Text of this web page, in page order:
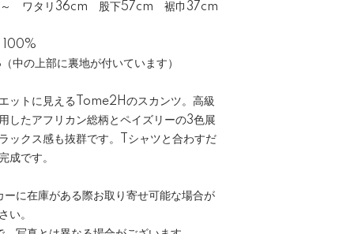
～ ワタリ36cm 股下57cm 裾巾37cm
100%
の上部に裏地が付いています）
ットに見えるTome2Hのスカンツ。高級
したアフリカン総柄とペイズリーの3色展
ックス感も抜群です。Tシャツと合わすだ
成です。
に在庫がある際お取り寄せ可能な場合が
い。